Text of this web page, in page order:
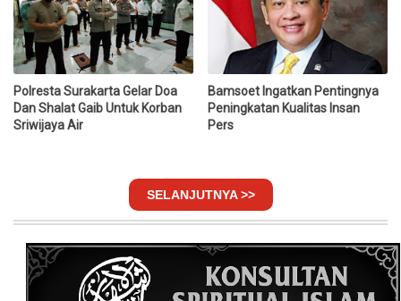
Polresta Surakarta Gelar Doa
Dan Shalat Gaib Untuk Korban
Sriwijaya Air
Bamsoet Ingatkan Pentingnya
Peningkatan Kualitas Insan
Pers
SELANJUTNYA >>